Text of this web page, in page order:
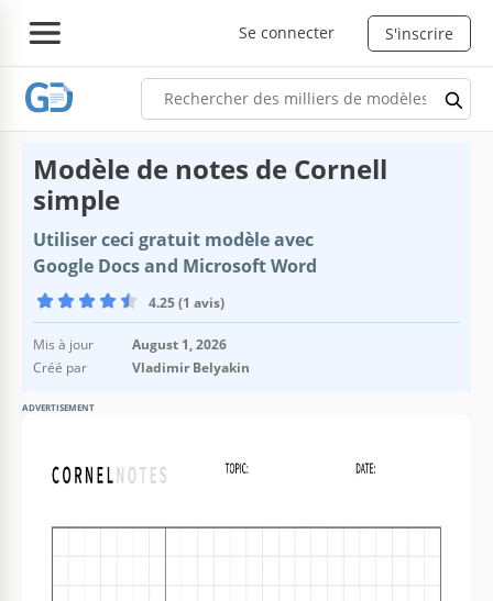
Se connecter S'inscrire
Modèle de notes de Cornell
simple
Utiliser ceci gratuit modèle avec
Google Docs and Microsoft Word
4.25 (1 avis)
Mis à jour
August 1, 2026
Créé par
Vladimir Belyakin
ADVERTISEMENT